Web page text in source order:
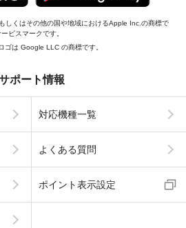
しくはその他の国や地域におけるApple Inc.の商標で
ビスマークです。
は Google LLC の商標です。
ポート情報
対応機種一覧
よくある質問
ポイント表示設定